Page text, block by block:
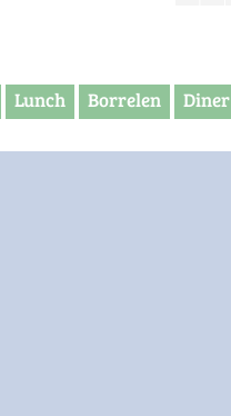
Lunch Borrelen Diner